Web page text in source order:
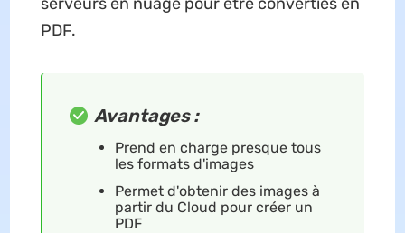
PDF.
Avantages :
Prend en charge presque tous
les formats d'images
Permet d'obtenir des images à
partir du Cloud pour créer un
PDF